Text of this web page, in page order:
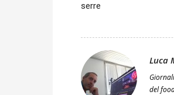
serre
Luca
del